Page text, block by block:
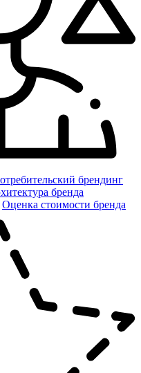
брендинг
бренда
Оценка стоимости бренда